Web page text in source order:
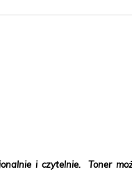
i czytelnie. Toner